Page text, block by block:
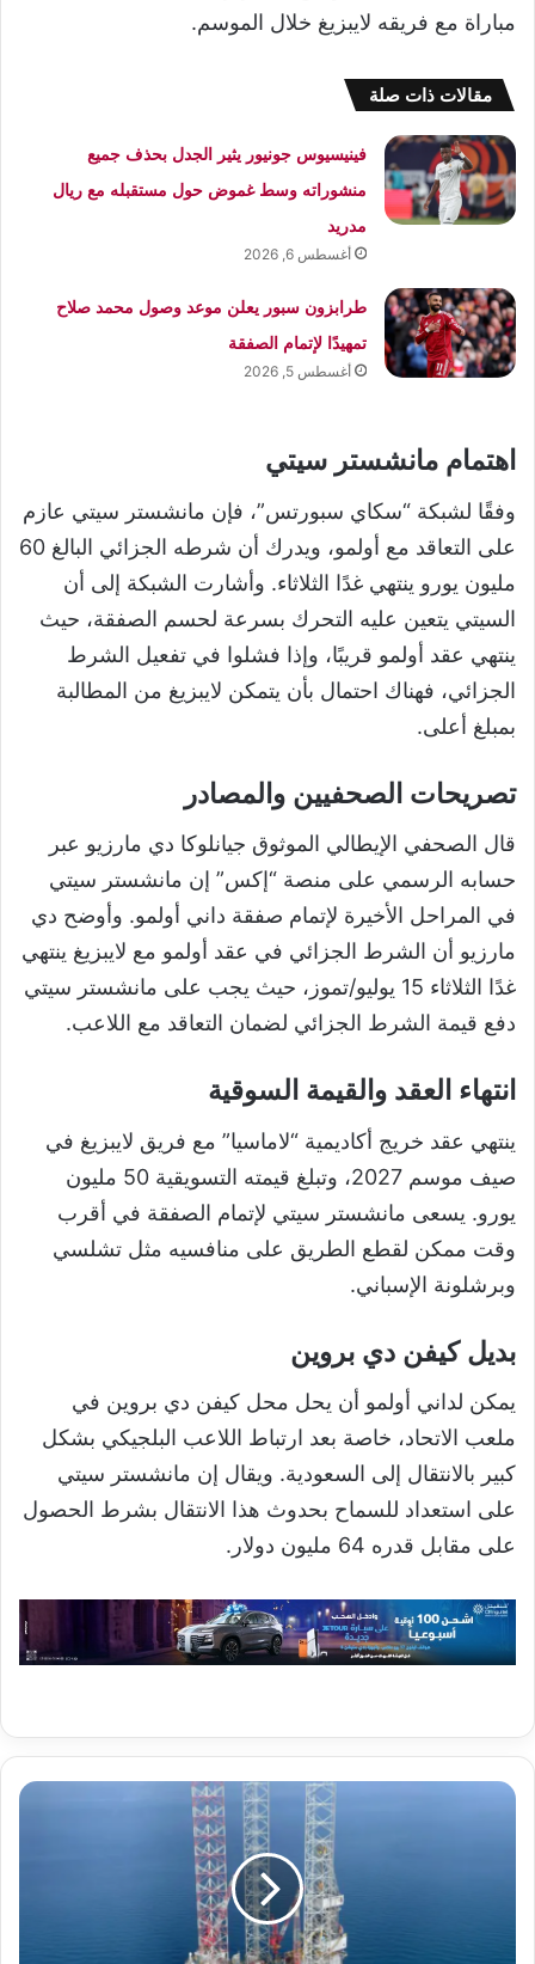
مباراة مع فريقه لايبزيغ خلال الموسم.
مقالات ذات صلة
فينيسيوس جونيور يثير الجدل بحذف جميع
منشوراته وسط غموض حول مستقبله مع ريال
مدريد
أغسطس 6, 2026
طرابزون سبور يعلن موعد وصول محمد صلاح
تمهيدًا لإتمام الصفقة
أغسطس 5, 2026
اهتمام مانشستر سيتي
وفقًا لشبكة “سكاي سبورتس”، فإن مانشستر سيتي عازم
على التعاقد مع أولمو، ويدرك أن شرطه الجزائي البالغ 60
مليون يورو ينتهي غدًا الثلاثاء. وأشارت الشبكة إلى أن
السيتي يتعين عليه التحرك بسرعة لحسم الصفقة، حيث
ينتهي عقد أولمو قريبًا، وإذا فشلوا في تفعيل الشرط
الجزائي، فهناك احتمال بأن يتمكن لايبزيغ من المطالبة
بمبلغ أعلى.
تصريحات الصحفيين والمصادر
قال الصحفي الإيطالي الموثوق جيانلوكا دي مارزيو عبر
حسابه الرسمي على منصة “إكس” إن مانشستر سيتي
في المراحل الأخيرة لإتمام صفقة داني أولمو. وأوضح دي
مارزيو أن الشرط الجزائي في عقد أولمو مع لايبزيغ ينتهي
غدًا الثلاثاء 15 يوليو/تموز، حيث يجب على مانشستر سيتي
دفع قيمة الشرط الجزائي لضمان التعاقد مع اللاعب.
انتهاء العقد والقيمة السوقية
ينتهي عقد خريج أكاديمية “لاماسيا” مع فريق لايبزيغ في
صيف موسم 2027، وتبلغ قيمته التسويقية 50 مليون
يورو. يسعى مانشستر سيتي لإتمام الصفقة في أقرب
وقت ممكن لقطع الطريق على منافسيه مثل تشلسي
وبرشلونة الإسباني.
بديل كيفن دي بروين
يمكن لداني أولمو أن يحل محل كيفن دي بروين في
ملعب الاتحاد، خاصة بعد ارتباط اللاعب البلجيكي بشكل
كبير بالانتقال إلى السعودية. ويقال إن مانشستر سيتي
على استعداد للسماح بحدوث هذا الانتقال بشرط الحصول
على مقابل قدره 64 مليون دولار.
الكويت